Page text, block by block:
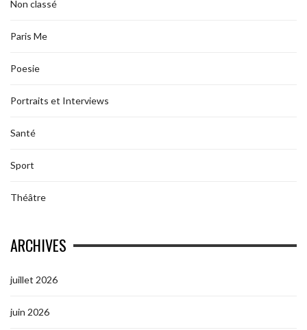
Non classé
Paris Me
Poesie
Portraits et Interviews
Santé
Sport
Théâtre
ARCHIVES
juillet 2026
juin 2026